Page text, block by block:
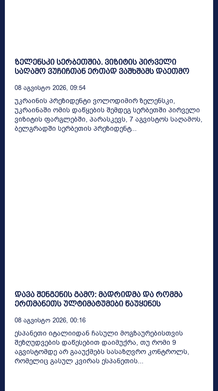
ზელენსკი სერბეთშია. ვიზიტის პირველი
საღამო ვუჩიჩთან ერთად ვაშხშამს დაეთმო
08 Აგვისტო 2026, 09:54
უკრაინის პრეზიდენტი ვოლოდიმირ ზელენსკი,
უკრაინაში ომის დაწყების შემდეგ სერბეთში პირველი
ვიზიტის ფარგლებში, პარასკევს, 7 აგვისტოს საღამოს,
ბელგრადში სერბეთის პრეზიდენტ...
დავა შენგენის გამო: მადრიდმა და რომმა
ერთმანეთს ულტიმატუმები წაუყენეს
08 Აგვისტო 2026, 00:16
ესპანეთი იტალიიდან ჩასული მოგზაურებისთვის
შეზღუდვების დაწესებით დაიმუქრა, თუ რომი 9
აგვისტომდე არ გააუქმებს სასაზღვრო კონტროლს,
რომელიც გასულ კვირას ესპანეთის...